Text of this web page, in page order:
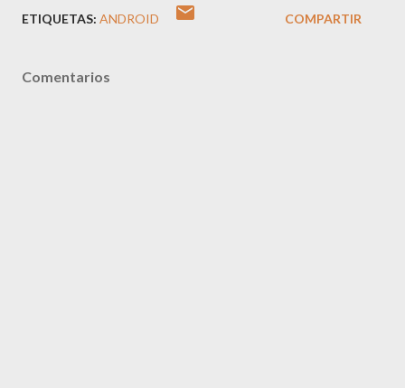
ETIQUETAS: ANDROID COMPARTIR
Comentarios